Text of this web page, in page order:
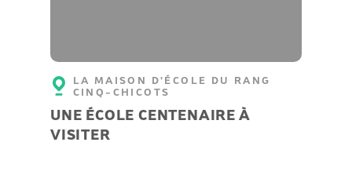
LA MAISON D'ÉCOLE DU RANG
CINQ-CHICOTS
UNE ÉCOLE CENTENAIRE À
VISITER